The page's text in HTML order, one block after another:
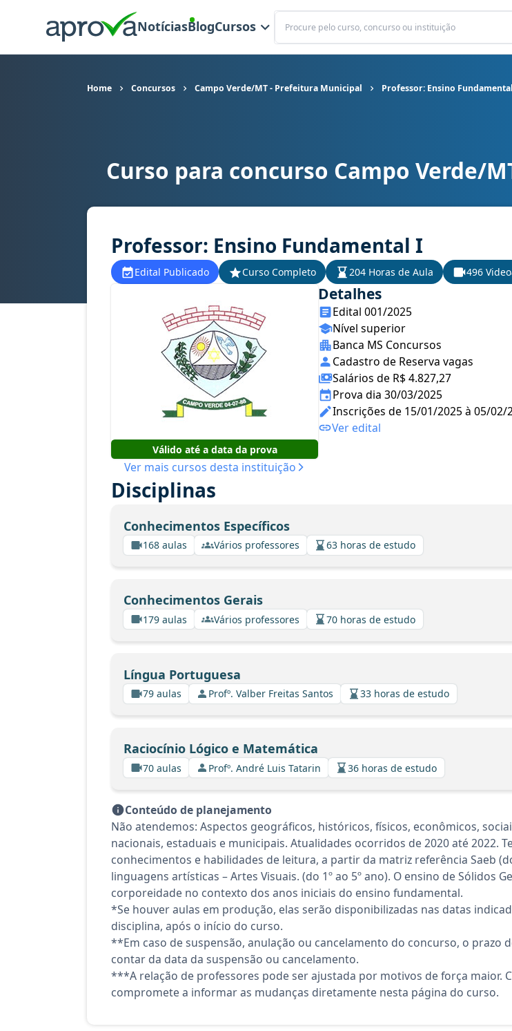
NotíciasBlogCursos
Buscar
Home Concursos Campo Verde/MT - Prefeitura Municipal Professor: Ensino
Curso para concurso Campo Verde/MT - Prefeitura Municipal cargo Professor: Ensino
Curso para concurso Campo Verde/
Professor: Ensino Fundamental I
Edital Publicado Curso Completo 204 Horas de Aula 496
Válido até a data da prova
Ver mais cursos desta instituição
Detalhes
Edital 001/2025
Nível superior
Banca MS Concursos
Cadastro de Reserva vagas
Salários de R$ 4.827,27
Prova dia 30/03/2025
Inscrições de 15/01/2025 à 05/02/
Ver edital
Disciplinas
Conhecimentos Específicos
168 aulas Vários professores 63 horas de estudo
Conhecimentos Gerais
179 aulas Vários professores 70 horas de estudo
Língua Portuguesa
79 aulas Profº. Valber Freitas Santos 33 horas de estudo
Raciocínio Lógico e Matemática
70 aulas Profº. André Luis Tatarin 36 horas de estudo
Conteúdo de planejamento
Não atendemos: Aspectos geográficos, históricos, físicos, econômicos,
nacionais, estaduais e municipais. Atualidades ocorridos de 2020 até 2022.
conhecimentos e habilidades de leitura, a partir da matriz referência Saeb
linguagens artísticas – Artes Visuais. (do 1º ao 5º ano). O ensino de Sólidos
corporeidade no contexto dos anos iniciais do ensino fundamental.
*Se houver aulas em produção, elas serão disponibilizadas nas datas
disciplina, após o início do curso.
**Em caso de suspensão, anulação ou cancelamento do concurso, o prazo
contar da data da suspensão ou cancelamento.
***A relação de professores pode ser ajustada por motivos de força maior.
compromete a informar as mudanças diretamente nesta página do curso.